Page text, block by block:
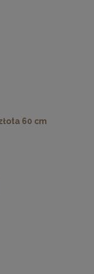
60 cm